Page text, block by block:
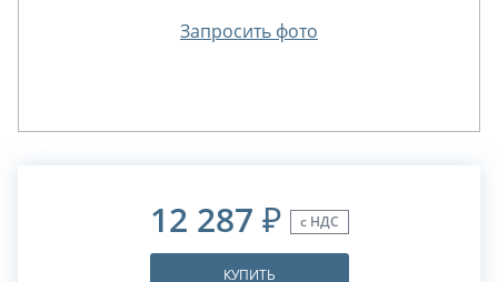
Запросить фото
12 287 ₽ с НДС
КУПИТЬ